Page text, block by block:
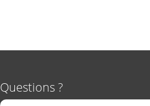
Questions ?